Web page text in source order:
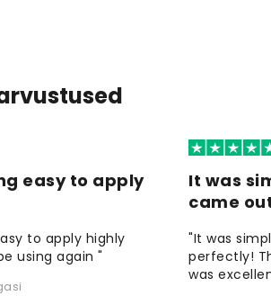
easy to apply
to apply highly
using again "
It was
came
"It was
perfectly!
was